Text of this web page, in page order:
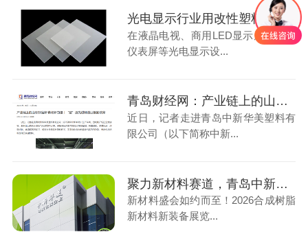
光电显示行业用改性塑料：光扩散PS材料应用解析
在液晶电视、商用LED显示屏、车载
仪表屏等光电显示设...
青岛财经网：产业链上的山东好品牌·青岛新力量，“塑”造先进制造业钢筋铁骨
近日，记者走进青岛中新华美塑料有
限公司（以下简称中新...
聚力新材料赛道，青岛中新华美与您相聚无锡2026合成树脂新材料装备展
新材料盛会如约而至！2026合成树脂
新材料新装备展览...